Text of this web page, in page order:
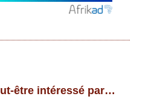
être intéressé par…